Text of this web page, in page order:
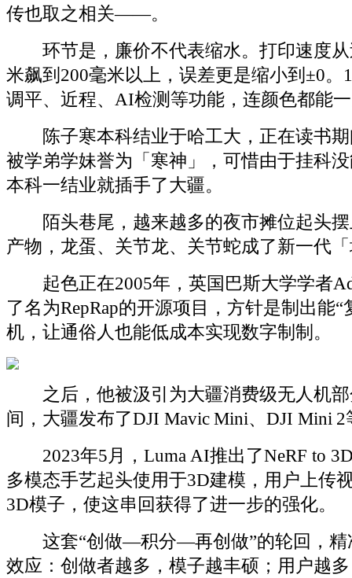
传也取之相关——。
环节是，廉价不代表缩水。打印速度从
米飙到200毫米以上，误差更是缩小到±0。
调平、近程、AI检测等功能，连颜色都能
陈子寒本科结业于哈工大，正在读书期
被学弟学妹誉为「寒神」，可惜由于挂科
本科一结业就插手了大疆。
陌头巷尾，越来越多的夜市摊位起头摆
产物，龙蛋、关节龙、关节蛇成了新一代
起色正在2005年，英国巴斯大学学者
了名为RepRap的开源项目，方针是制出能“
机，让通俗人也能低成本实现数字制制。
之后，他被汲引为大疆消费级无人机部
间，大疆发布了DJI Mavic Mini、DJI Mini 2
2023年5月，Luma AI推出了NeRF to
多模态手艺起头使用于3D建模，用户上传
3D模子，使这串回获得了进一步的强化。
这套“创做—积分—再创做”的轮回，精
效应：创做者越多，模子越丰硕；用户越